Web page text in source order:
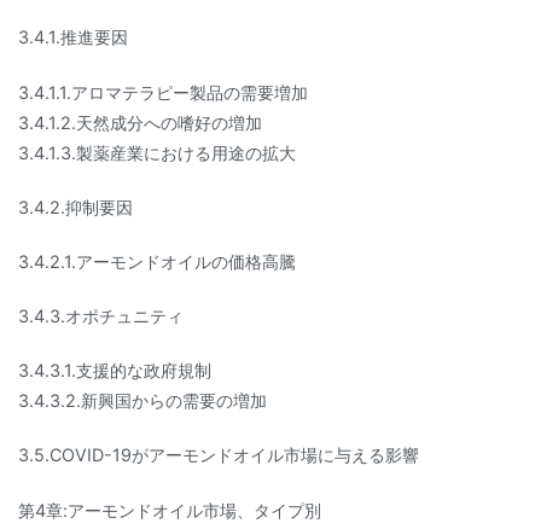
3.4.1.推進要因
3.4.1.1.アロマテラピー製品の需要増加
3.4.1.2.天然成分への嗜好の増加
3.4.1.3.製薬産業における用途の拡大
3.4.2.抑制要因
3.4.2.1.アーモンドオイルの価格高騰
3.4.3.オポチュニティ
3.4.3.1.支援的な政府規制
3.4.3.2.新興国からの需要の増加
3.5.COVID-19がアーモンドオイル市場に与える影響
第4章:アーモンドオイル市場、タイプ別